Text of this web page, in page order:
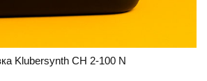
Klubersynth CH 2-100 N